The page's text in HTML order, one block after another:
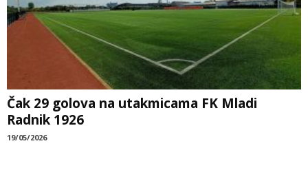
Čak 29 golova na utakmicama FK Mladi
Radnik 1926
19/05/2026